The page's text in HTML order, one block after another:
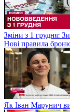
Зміни з 1 грудня:
Нові правила
Як Іван Марунич